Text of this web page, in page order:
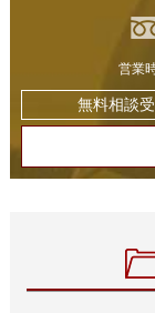
営業
無料相談